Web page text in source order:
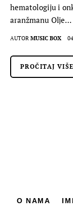
hematologiju i
aranžmanu Olje…
AUTOR MUSIC BOX
PROČITAJ VIŠE
O NAMA